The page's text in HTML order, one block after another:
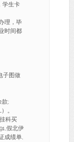
学生卡
理，毕
时间都
子图做
款;
。
科买
假北伊
成绩单,